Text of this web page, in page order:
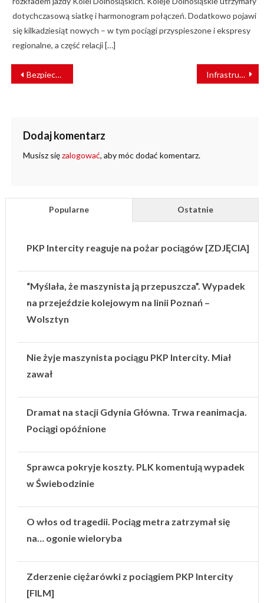
dotychczasową siatkę i harmonogram połączeń. Dodatkowo pojawi
się kilkadziesiąt nowych – w tym pociągi przyspieszone i ekspresy
regionalne, a część relacji […]
NAWIGACJA
WPISU
Bezpieczeństwo kolei w kryzysie: Wnioski z raportu NIK Infrastruktura Szybkiego Reagowania. Drony w służbie kolei
Dodaj komentarz
Musisz sięzalogować, aby móc dodać komentarz.
Popularne Ostatnie
PKP Intercity reaguje na pożar pociągów [ZDJĘCIA]
“Myślała, że maszynista ją przepuszcza”. Wypadek
na przejeździe kolejowym na linii Poznań –
Wolsztyn
Nie żyje maszynista pociągu PKP Intercity. Miał
zawał
Dramat na stacji Gdynia Główna. Trwa reanimacja.
Pociągi opóźnione
Sprawca pokryje koszty. PLK komentują wypadek
w Świebodzinie
O włos od tragedii. Pociąg metra zatrzymał się
na… ogonie wieloryba
Zderzenie ciężarówki z pociągiem PKP Intercity
[FILM]